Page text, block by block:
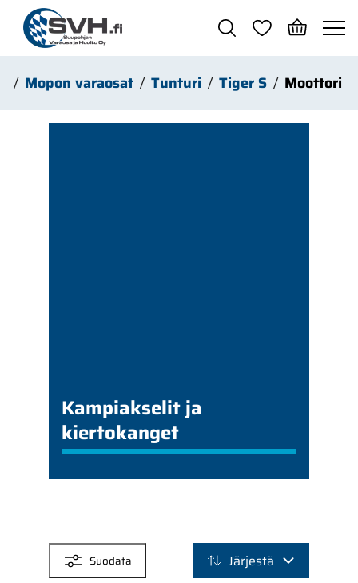
Siirry pääsisältöön
Mopon varaosat Tunturi Tiger S Moottori
Kampiakselit ja
kiertokanget
Suodata Järjestä